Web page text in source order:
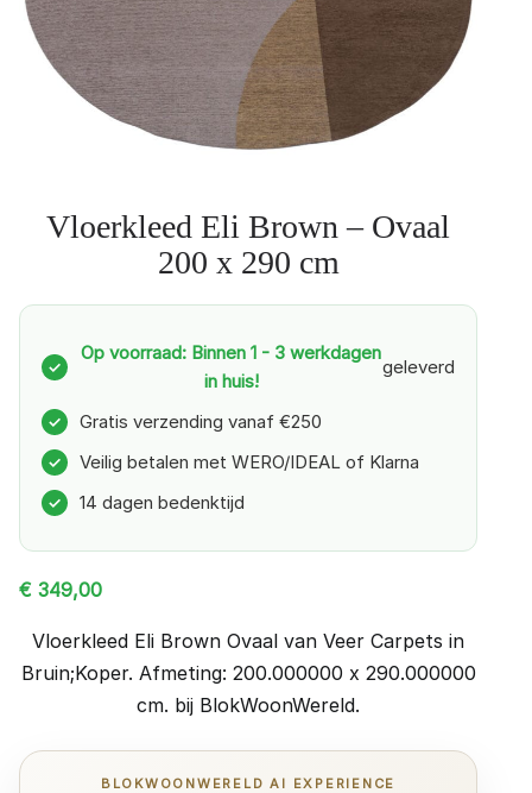
Vloerkleed Eli Brown – Ovaal
200 x 290 cm
✓
Op voorraad: Binnen 1 - 3 werkdagen
in huis!
geleverd
✓ Gratis verzending vanaf €250
✓ Veilig betalen met WERO/IDEAL of Klarna
✓ 14 dagen bedenktijd
€ 349,00
Vloerkleed Eli Brown Ovaal van Veer Carpets in
Bruin;Koper. Afmeting: 200.000000 x 290.000000
cm. bij BlokWoonWereld.
BLOKWOONWERELD AI EXPERIENCE